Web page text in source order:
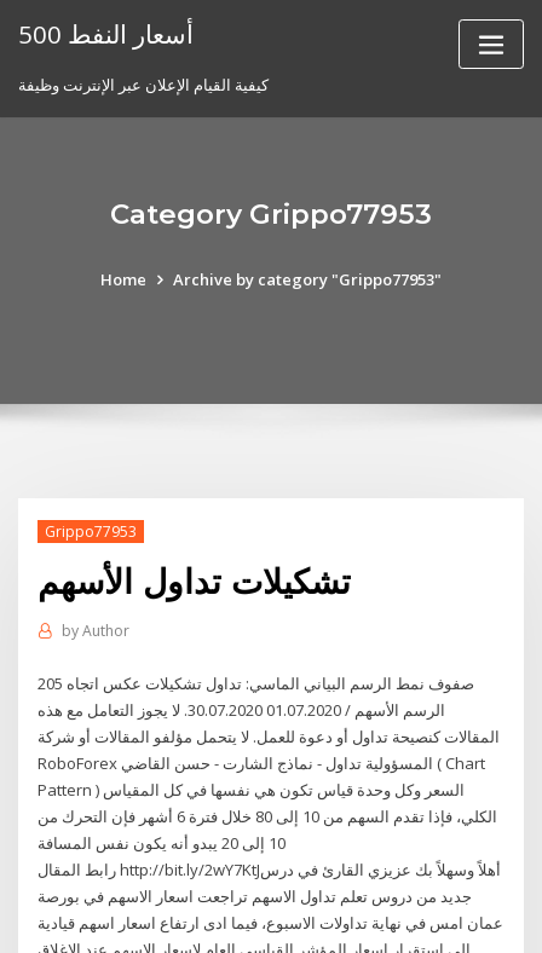
أسعار النفط 500
كيفية القيام الإعلان عبر الإنترنت وظيفة
Category Grippo77953
Home Archive by category "Grippo77953"
Grippo77953
تشكيلات تداول الأسهم
byAuthor
205 صفوف نمط الرسم البياني الماسي: تداول تشكيلات عكس اتجاه
الرسم الأسهم / 01.07.2020 30.07.2020. لا يجوز التعامل مع هذه
المقالات كنصيحة تداول أو دعوة للعمل. لا يتحمل مؤلفو المقالات أو شركة
RoboForex المسؤولية تداول - نماذج الشارت - حسن القاضي ( Chart
Pattern ) السعر وكل وحدة قياس تكون هي نفسها في كل المقياس
الكلي، فإذا تقدم السهم من 10 إلى 80 خلال فترة 6 أشهر فإن التحرك من
10 إلى 20 يبدو أنه يكون نفس المسافة
رابط المقال http://bit.ly/2wY7KtJأهلاً وسهلاً بك عزيزي القارئ في درس
جديد من دروس تعلم تداول الاسهم تراجعت اسعار الاسهم في بورصة
عمان امس في نهاية تداولات الاسبوع، فيما ادى ارتفاع اسعار اسهم قيادية